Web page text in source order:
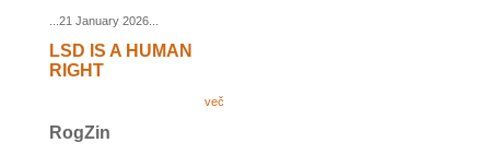
...21 January 2026...
LSD IS A HUMAN
RIGHT
več
RogZin